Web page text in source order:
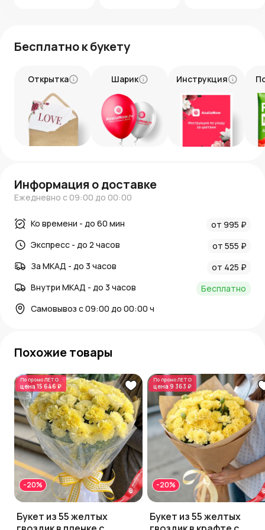
Оформите заказ на этот букет прямо сейчас и добавьте
ярких красок в чью-то жизнь
Бесплатно к букету
Открытка Шарик Инструкция
Информация о доставке
Ежедневно с 09:00 до 00:00
Ко времени - до 60 мин
от 995 ₽
Экспресс - до 2 часов
от 555 ₽
За МКАД - до 3 часов
от 425 ₽
Внутри МКАД - до 3 часов
Бесплатно
Самовывоз с 09:00 до 00:00 ч
Похожие товары
По промоЛЕТО
цена 15 646 ₽
-20%
Букет из 55 желтых
По промоЛЕТО
цена 9 363 ₽
-20%
Букет из 55 желтых